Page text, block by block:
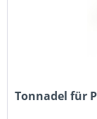
Tonnadel für